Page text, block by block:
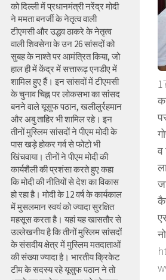
व
को दिल्ली में प्रधानमंत्री नरेंद्र मोदी
ने ममता बनर्जी के नेतृत्व वाली
टीएमसी और उद्धव ठाकरे के नेतृत्व
वाली शिवसेना के उन 26 सांसदों को
सुबह के नाश्ते पर आमंत्रित किया, जो
हाल ही में केंद्र में सत्तारूढ़ एनडीए में
शामिल हुए हैं। इन सांसदों में टीएमसी
के चुनाव चिह्न पर लोकसभा का सांसद
बनने वाले यूसुफ पठान, खलीलुर्रहमान
और अबु ताहिर भी शामिल रहे। इन
तीनों मुस्लिम सांसदों ने पीएम मोदी के
पास खड़े होकर गर्व से फोटो भी
खिंचवाया। तीनों ने पीएम मोदी की
कार्यशैली की प्रशंसा करते हुए कहा
कि मोदी की नीतियों से देश का विकास
हो रहा है। मोदी के 12 वर्ष के कार्यकाल
में मुसलमान स्वयं को ज्यादा सुरक्षित
महसूस करता है। यहां यह खासतौर से
उल्लेखनीय है कि तीनों मुस्लिम सांसदों
के संसदीय क्षेत्र में मुस्लिम मतदाताओं
की संख्या ज्यादा है। भारतीय क्रिकेट
टीम के सदस्य रहे यूसुफ पठान ने तो